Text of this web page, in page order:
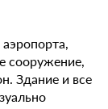
сооружение,
Здание и все